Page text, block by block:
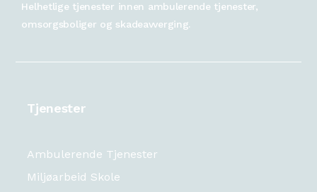
Helhetlige tjenester innen ambulerende tjenester,
omsorgsboliger og skadeavverging.
Tjenester
Ambulerende Tjenester
Miljøarbeid Skole